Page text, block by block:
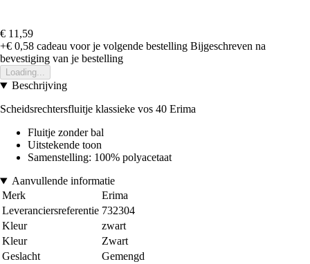
€ 11,59
+€ 0,58 cadeau voor je volgende bestelling Bijgeschreven na
bevestiging van je bestelling
Loading...
Beschrijving
Scheidsrechtersfluitje klassieke vos 40 Erima
Fluitje zonder bal
Uitstekende toon
Samenstelling: 100% polyacetaat
Aanvullende informatie
Merk
Erima
Leveranciersreferentie 732304
Kleur
zwart
Kleur
Zwart
Geslacht
Gemengd